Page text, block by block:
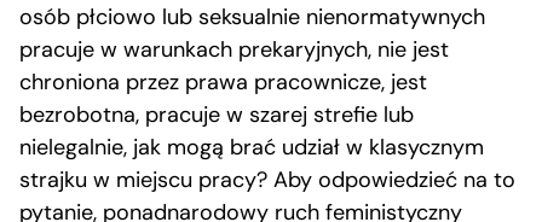
osób płciowo lub seksualnie nienormatywnych
pracuje w warunkach prekaryjnych, nie jest
chroniona przez prawa pracownicze, jest
bezrobotna, pracuje w szarej strefie lub
nielegalnie, jak mogą brać udział w klasycznym
strajku w miejscu pracy? Aby odpowiedzieć na to
pytanie, ponadnarodowy ruch feministyczny